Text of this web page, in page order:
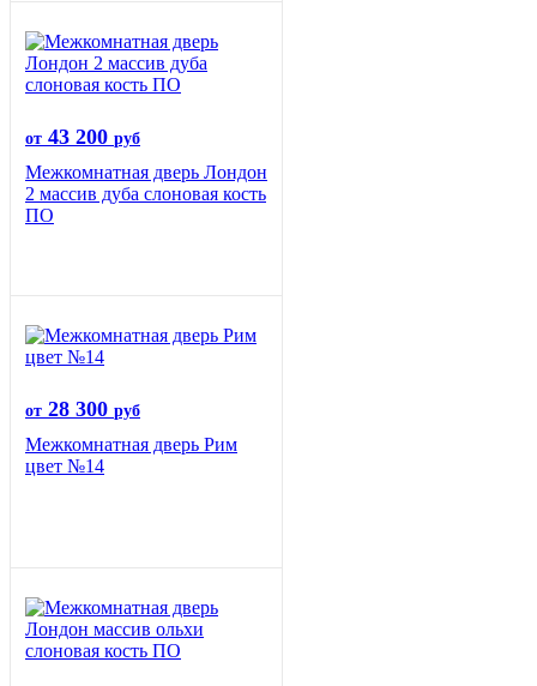
от 43 200 руб
Межкомнатная дверь Лондон
2 массив дуба слоновая кость
ПО
от 28 300 руб
Межкомнатная дверь Рим
цвет №14